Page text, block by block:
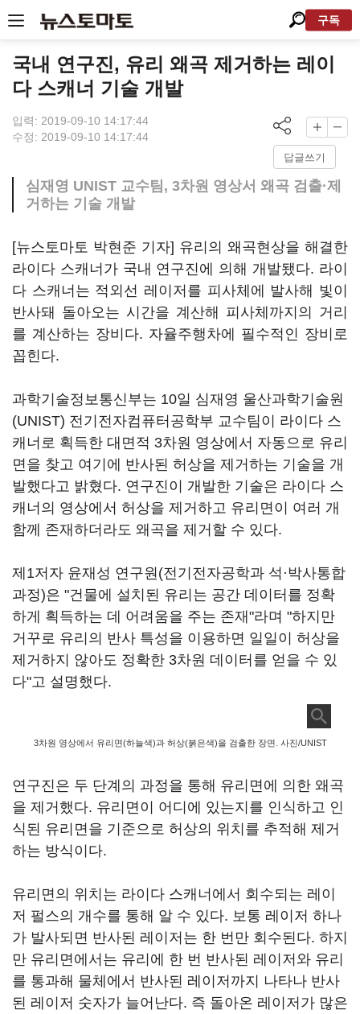
구독
국내 연구진, 유리 왜곡 제거하는 레이
다 스캐너 기술 개발
입력: 2019-09-10 14:17:44
수정: 2019-09-10 14:17:44
답글쓰기
심재영 UNIST 교수팀, 3차원 영상서 왜곡 검출·제
거하는 기술 개발
[뉴스토마토 박현준 기자] 유리의 왜곡현상을 해결한
라이다 스캐너가 국내 연구진에 의해 개발됐다. 라이
다 스캐너는 적외선 레이저를 피사체에 발사해 빛이
반사돼 돌아오는 시간을 계산해 피사체까지의 거리
를 계산하는 장비다. 자율주행차에 필수적인 장비로
꼽힌다.
과학기술정보통신부는 10일 심재영 울산과학기술원
(UNIST) 전기전자컴퓨터공학부 교수팀이 라이다 스
캐너로 획득한 대면적 3차원 영상에서 자동으로 유리
면을 찾고 여기에 반사된 허상을 제거하는 기술을 개
발했다고 밝혔다. 연구진이 개발한 기술은 라이다 스
캐너의 영상에서 허상을 제거하고 유리면이 여러 개
함께 존재하더라도 왜곡을 제거할 수 있다.
제1저자 윤재성 연구원(전기전자공학과 석·박사통합
과정)은 "건물에 설치된 유리는 공간 데이터를 정확
하게 획득하는 데 어려움을 주는 존재"라며 "하지만
거꾸로 유리의 반사 특성을 이용하면 일일이 허상을
제거하지 않아도 정확한 3차원 데이터를 얻을 수 있
다"고 설명했다.
3차원 영상에서 유리면(하늘색)과 허상(붉은색)을 검출한 장면. 사진/UNIST
연구진은 두 단계의 과정을 통해 유리면에 의한 왜곡
을 제거했다. 유리면이 어디에 있는지를 인식하고 인
식된 유리면을 기준으로 허상의 위치를 추적해 제거
하는 방식이다.
유리면의 위치는 라이다 스캐너에서 회수되는 레이
저 펄스의 개수를 통해 알 수 있다. 보통 레이저 하나
가 발사되면 반사된 레이저는 한 번만 회수된다. 하지
만 유리면에서는 유리에 한 번 반사된 레이저와 유리
를 통과해 물체에서 반사된 레이저까지 나타나 반사
된 레이저 숫자가 늘어난다. 즉 돌아온 레이저가 많은